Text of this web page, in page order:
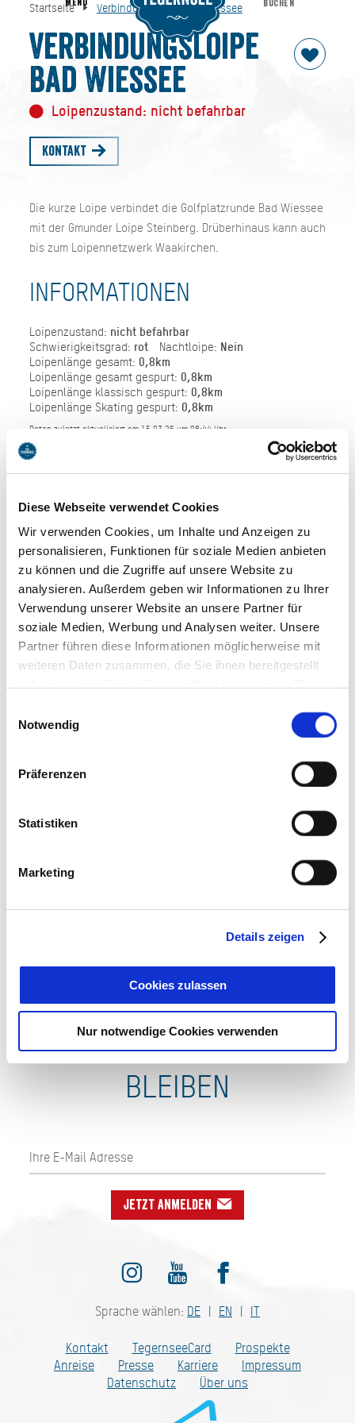
Diese Webseite verwendet Cookies
Wir verwenden Cookies, um Inhalte und Anzeigen zu
personalisieren, Funktionen für soziale Medien anbieten
zu können und die Zugriffe auf unsere Website zu
analysieren. Außerdem geben wir Informationen zu Ihrer
Verwendung unserer Website an unsere Partner für
soziale Medien, Werbung und Analysen weiter. Unsere
Partner führen diese Informationen möglicherweise mit
weiteren Daten zusammen, die Sie ihnen bereitgestellt
Cookies, wenn Sie unsere Webseite weiterhin nutzen.
Notwendig
Präferenzen
Statistiken
Marketing
Details zeigen
Cookies zulassen
Nur notwendige Cookies verwenden
Startseite Verbindungsloipe Bad Wiessee
Verbindungsloipe
Bad Wiessee
Loipenzustand: nicht befahrbar
Kontakt
Die kurze Loipe verbindet die Golfplatzrunde Bad Wiessee
mit der Gmunder Loipe Steinberg. Drüberhinaus kann auch
bis zum Loipennetzwerk Waakirchen.
INFORMATIONEN
Loipenzustand: nicht befahrbar
Schwierigkeitsgrad: rot Nachtloipe: Nein
Loipenlänge gesamt: 0,8km
Loipenlänge gesamt gespurt: 0,8km
Loipenlänge klassisch gespurt: 0,8km
Loipenlänge Skating gespurt: 0,8km
Daten zuletzt aktualisiert am 15.03.26 um 08:44 Uhr
jetzt Route planen
AUF DEM LAUFENDEN
BLEIBEN
Jetzt anmelden
Sprache wählen: DE EN IT
Kontakt TegernseeCard
Prospekte
Anreise
Presse Karriere
Impressum
Datenschutz
Über uns
Startseite Verbindungsloipe Bad Wiessee
MENU BUCHEN